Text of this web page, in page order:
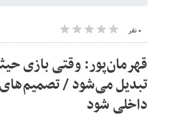
۰ نفر
قهرمان‌پور: وقتی بازی
تبدیل می‌شود /
داخلی شود